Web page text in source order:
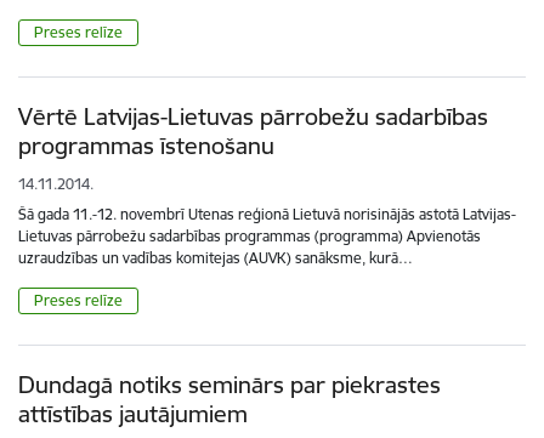
Preses relīze
Vērtē Latvijas-Lietuvas pārrobežu sadarbības
programmas īstenošanu
14.11.2014.
Šā gada 11.-12. novembrī Utenas reģionā Lietuvā norisinājās astotā Latvijas-
Lietuvas pārrobežu sadarbības programmas (programma) Apvienotās
uzraudzības un vadības komitejas (AUVK) sanāksme, kurā…
Preses relīze
Dundagā notiks seminārs par piekrastes
attīstības jautājumiem